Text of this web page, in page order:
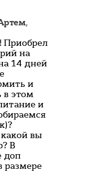
,
Приобрел
на
14 дней
и
в этом
и
вы
В
доп
размере